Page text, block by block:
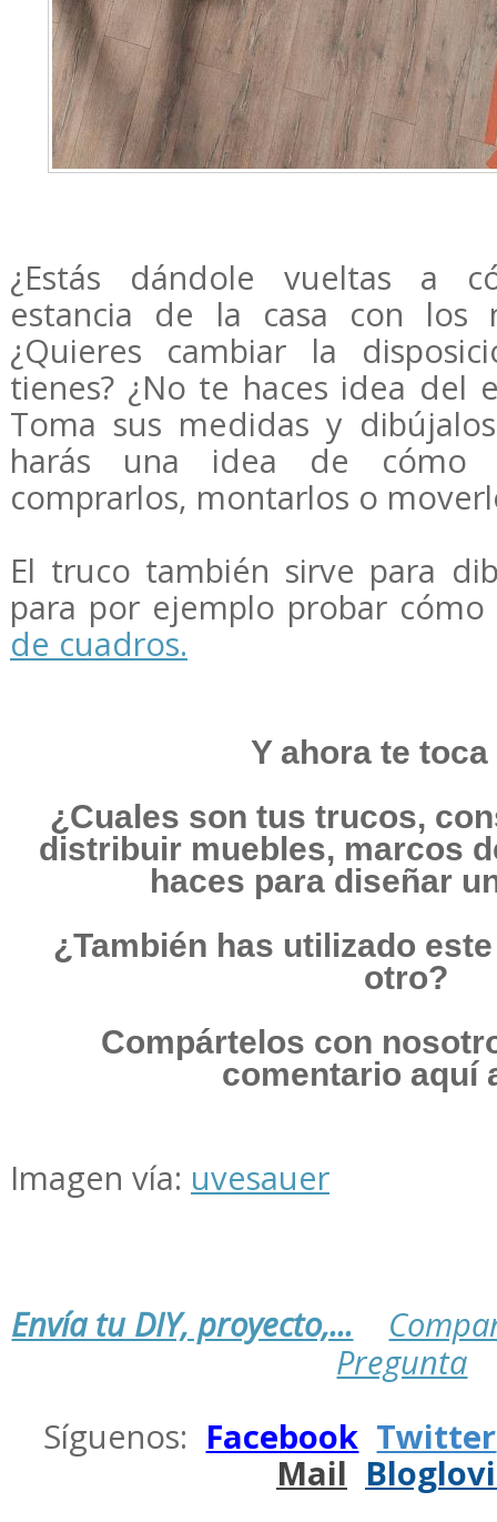
¿Estás dándole vueltas a
estancia de la casa con los
¿Quieres cambiar la
tienes? ¿No te haces idea del
Toma sus medidas y
harás una idea de cómo
comprarlos, montarlos o
El truco también sirve para
para por ejemplo probar cómo
de cuadros.
Y ahora te
¿Cuales son tus trucos,
distribuir muebles, marcos
haces para diseñar
¿También has utilizado
otro?
Compártelos con
comentario aquí
Imagen vía: uvesauer
Envía tu DIY, proyecto,...
Pregunta
Síguenos: Facebook Twitter
Mail